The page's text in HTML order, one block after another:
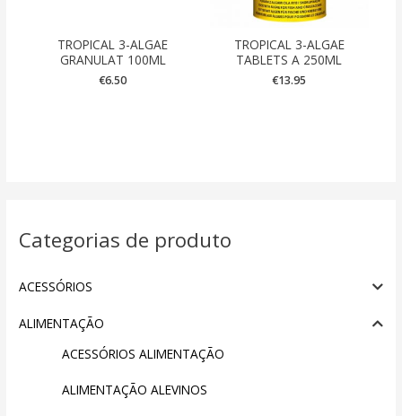
Categorias de produto
ACESSÓRIOS
ALIMENTAÇÃO
ACESSÓRIOS ALIMENTAÇÃO
ALIMENTAÇÃO ALEVINOS
TROPICAL 3-ALGAE
GRANULAT 100ML
€6.50
TROPICAL 3-ALGAE
TABLETS A 250ML
€13.95